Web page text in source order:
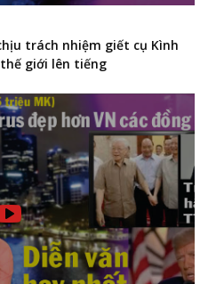
trách nhiệm giết cụ Kình
giới lên tiếng